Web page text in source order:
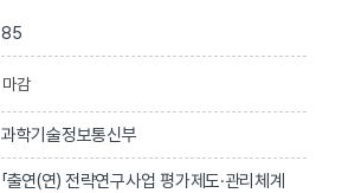
85
마감
과학기술정보통신부
「출연(연) 전략연구사업 평가제도·관리체계